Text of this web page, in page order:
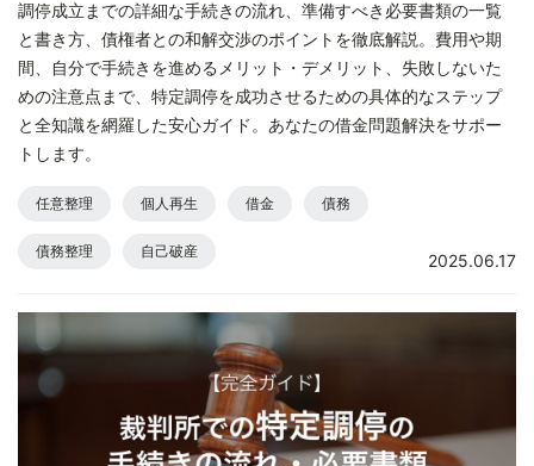
調停成立までの詳細な手続きの流れ、準備すべき必要書類の一覧
と書き方、債権者との和解交渉のポイントを徹底解説。費用や期
間、自分で手続きを進めるメリット・デメリット、失敗しないた
めの注意点まで、特定調停を成功させるための具体的なステップ
と全知識を網羅した安心ガイド。あなたの借金問題解決をサポー
トします。
任意整理 個人再生 借金 債務
債務整理 自己破産 2025.06.17